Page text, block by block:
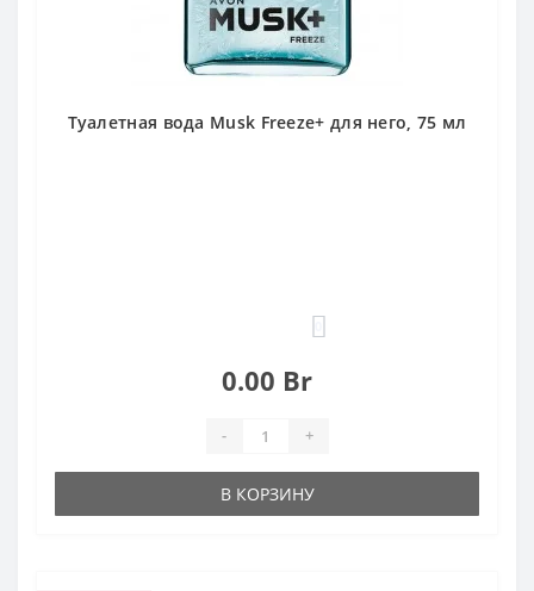
Туалетная вода Musk Freeze+ для него, 75 мл
0.00 Br
- +
В КОРЗИНУ